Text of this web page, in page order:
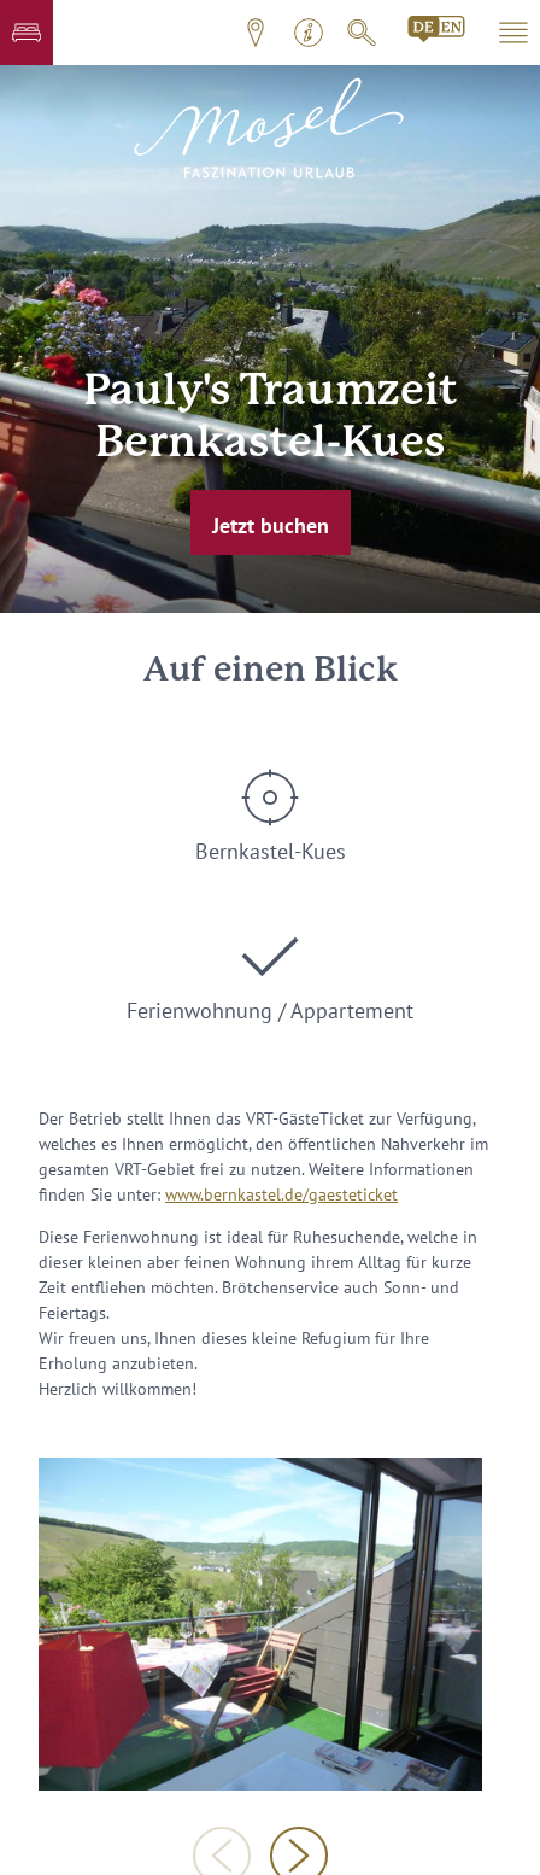
Pauly's Traumzeit
Bernkastel-Kues
Jetzt buchen
Auf einen Blick
Bernkastel-Kues
Ferienwohnung / Appartement
Der Betrieb stellt Ihnen das VRT-GästeTicket zur Verfügung,
welches es Ihnen ermöglicht, den öffentlichen Nahverkehr im
gesamten VRT-Gebiet frei zu nutzen. Weitere Informationen
finden Sie unter: www.bernkastel.de/gaesteticket
Diese Ferienwohnung ist ideal für Ruhesuchende, welche in
dieser kleinen aber feinen Wohnung ihrem Alltag für kurze
Zeit entfliehen möchten. Brötchenservice auch Sonn- und
Feiertags.
Wir freuen uns, Ihnen dieses kleine Refugium für Ihre
Erholung anzubieten.
Herzlich willkommen!